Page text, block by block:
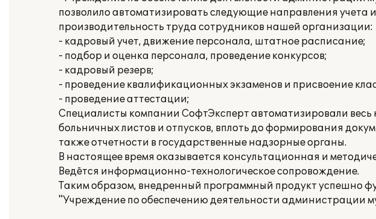
позволило автоматизировать следующие направления учета
производительность труда сотрудников нашей организации:
- кадровый учет, движение персонала, штатное расписание;
- подбор и оценка персонала, проведение конкурсов;
- кадровый резерв;
- проведение квалификационных экзаменов и присвоение
- проведение аттестации;
Специалисты компании СофтЭксперт автоматизировали весь
больничных листов и отпусков, вплоть до формирования
также отчетности в государственные надзорные органы.
В настоящее время оказывается консультационная и
Ведётся информационно-технологическое сопровождение.
Таким образом, внедренный программный продукт успешно
"Учреждение по обеспечению деятельности администрации